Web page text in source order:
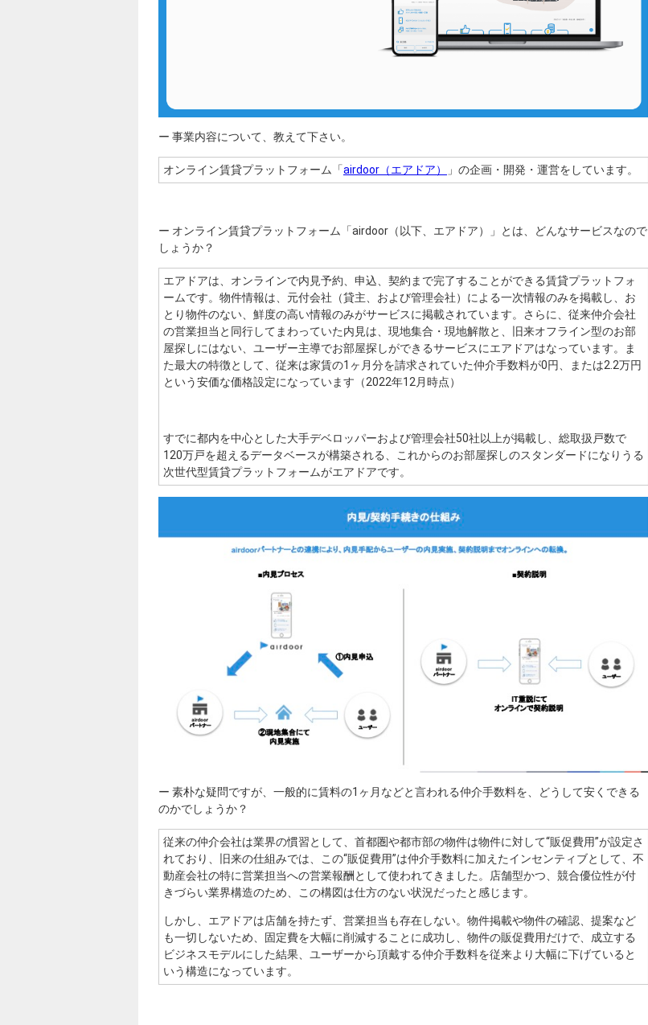
ー 事業内容について、教えて下さい。
オンライン賃貸プラットフォーム「airdoor（エアドア） 」の企画・開発・運営をしています。
ー オンライン賃貸プラットフォーム「airdoor（以下、エアドア）」とは、どんなサービスなので
しょうか？
エアドアは、オンラインで内見予約、申込、契約まで完了することができる賃貸プラットフォ
ームです。物件情報は、元付会社（貸主、および管理会社）による一次情報のみを掲載し、お
とり物件のない、鮮度の高い情報のみがサービスに掲載されています。さらに、従来仲介会社
の営業担当と同行してまわっていた内見は、現地集合・現地解散と、旧来オフライン型のお部
屋探しにはない、ユーザー主導でお部屋探しができるサービスにエアドアはなっています。ま
た最大の特徴として、従来は家賃の1ヶ月分を請求されていた仲介手数料が0円、または2.2万円
という安価な価格設定になっています（2022年12月時点）
すでに都内を中心とした大手デベロッパーおよび管理会社50社以上が掲載し、総取扱戸数で
120万戸を超えるデータベースが構築される、これからのお部屋探しのスタンダードになりうる
次世代型賃貸プラットフォームがエアドアです。
ー 素朴な疑問ですが、一般的に賃料の1ヶ月などと言われる仲介手数料を、どうして安くできる
のかでしょうか？
従来の仲介会社は業界の慣習として、首都圏や都市部の物件は物件に対して“販促費用”が設定さ
れており、旧来の仕組みでは、この“販促費用”は仲介手数料に加えたインセンティブとして、不
動産会社の特に営業担当への営業報酬として使われてきました。店舗型かつ、競合優位性が付
きづらい業界構造のため、この構図は仕方のない状況だったと感じます。
しかし、エアドアは店舗を持たず、営業担当も存在しない。物件掲載や物件の確認、提案など
も一切しないため、固定費を大幅に削減することに成功し、物件の販促費用だけで、成立する
ビジネスモデルにした結果、ユーザーから頂戴する仲介手数料を従来より大幅に下げていると
いう構造になっています。